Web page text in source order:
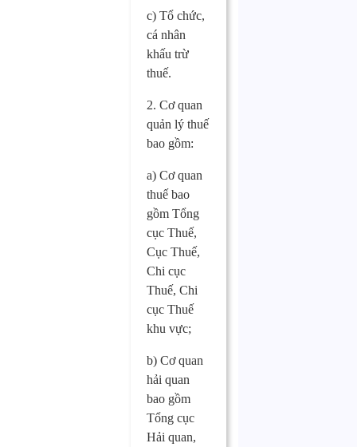
c) Tổ chức,
cá nhân
khấu trừ
thuế.
2. Cơ quan
quản lý thuế
bao gồm:
a) Cơ quan
thuế bao
gồm Tổng
cục Thuế,
Cục Thuế,
Chi cục
Thuế, Chi
cục Thuế
khu vực;
b) Cơ quan
hải quan
bao gồm
Tổng cục
Hải quan,